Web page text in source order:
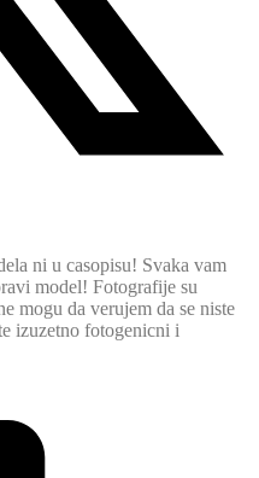
ni u casopisu! Svaka vam
model! Fotografije su
mogu da verujem da se niste
izuzetno fotogenicni i